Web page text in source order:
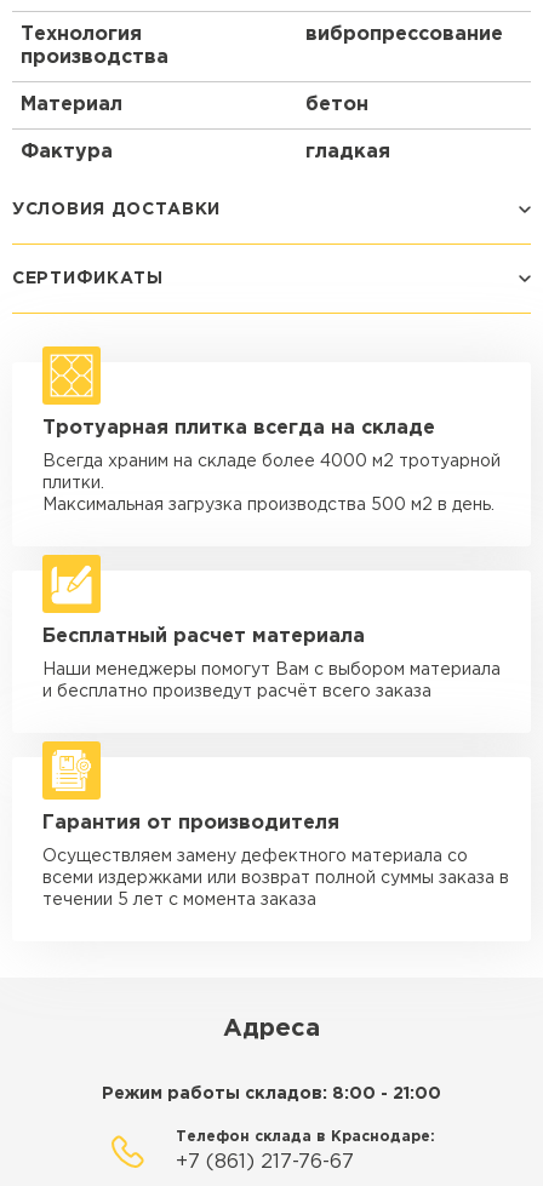
Технология
производства
вибропрессование
Материал бетон
Фактура гладкая
УСЛОВИЯ ДОСТАВКИ
макс. длина груза 4 м
Машина - 1,5 тн до 20 м3
макс. длина груза 4 м
Машина - 3,5 тн до 30 м3
макс. длина груза 6 м
макс. длина груза 6 м
Машина - 10 тн до 50 м3
макс. длина груза 8 м
Машина - 20 тн до 80 м3
от 5 500 ₽
Манипулятор до 5 тн
макс. длина груза 5 м
Манипулятор до 10 тн
макс. длина груза 10 м
Манипулятор до 15 тн
СЕРТИФИКАТЫ
Тротуарная плитка всегда на складе
Всегда храним на складе более 4000 м2 тротуарной
плитки.
Максимальная загрузка производства 500 м2 в день.
Бесплатный расчет материала
Наши менеджеры помогут Вам с выбором материала
и бесплатно произведут расчёт всего заказа
Гарантия от производителя
Осуществляем замену дефектного материала со
всеми издержками или возврат полной суммы заказа в
течении 5 лет с момента заказа
Адреса
Режим работы складов: 8:00 - 21:00
Телефон склада в Краснодаре:
+7 (861) 217-76-67